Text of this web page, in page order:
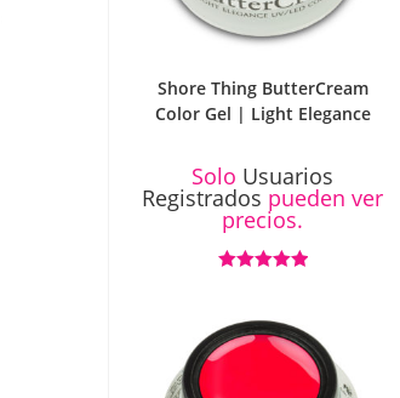
Shore Thing ButterCream
Color Gel | Light Elegance
Solo Usuarios
Registrados pueden ver
precios.